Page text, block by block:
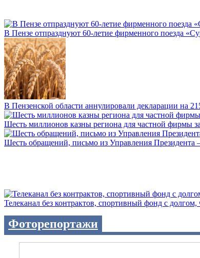
В Пензе отпразднуют 60-летие фирменного поезда
В Пензенской области аннулировали декларации на
Шесть миллионов казны региона для частной фирмы
Шесть обращений, письмо из Управления Президента
Телеканал без контрактов, спортивный фонд с долгом,
Фоторепортажи